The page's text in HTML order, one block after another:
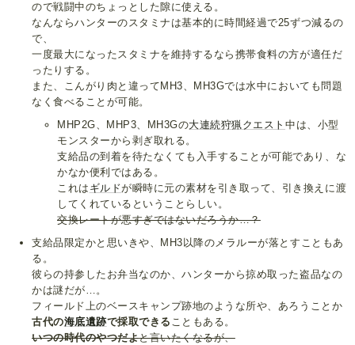
ので戦闘中のちょっとした隙に使える。
なんならハンターのスタミナは基本的に時間経過で25ずつ減るの
で、
一度最大になったスタミナを維持するなら携帯食料の方が適任だ
ったりする。
また、こんがり肉と違ってMH3、MH3Gでは水中においても問題
なく食べることが可能。
MHP2G、MHP3、MH3Gの大連続狩猟クエスト中は、小型
モンスターから剥ぎ取れる。
支給品の到着を待たなくても入手することが可能であり、な
かなか便利ではある。
これは ギルドが瞬時に元の素材を引き取って、引き換えに渡
してくれているということらしい。
交換レートが悪すぎではないだろうか…？
支給品限定かと思いきや、MH3以降のメラルーが落とすこともあ
る。
彼らの持参したお弁当なのか、ハンターから掠め取った盗品なの
かは謎だが…。
フィールド上のベースキャンプ跡地のような所や、あろうことか
古代の海底遺跡で採取できる こともある。
いつの時代のやつだよと言いたくなるが、